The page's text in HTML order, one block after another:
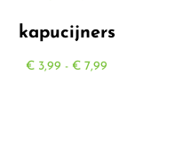
kapucijners
€ 3,99 - € 7,99